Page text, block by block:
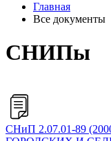
Главная
Все документы
СНИПы
СНиП 2.07.01-89